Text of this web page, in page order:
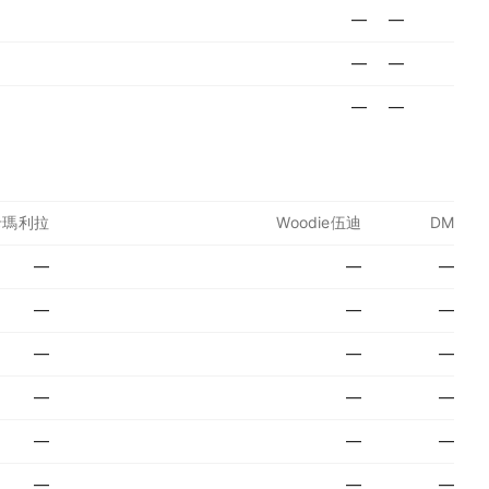
— —
— —
— —
利拉 Woodie伍迪 DM
— — —
— — —
— — —
— — —
— — —
— — —